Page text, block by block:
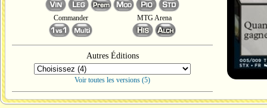
Commander MTG Arena
Autres Éditions
Voir toutes les versions (5)